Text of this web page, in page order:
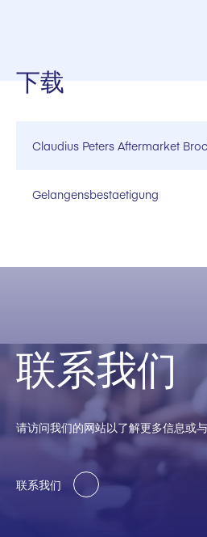
下载
Claudius Peters Aftermarket
Gelangensbestaetigung
联系我们
请访问我们的网站以了解更多信息或
联系我们